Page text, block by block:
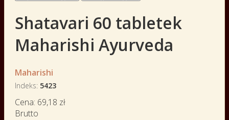
Shatavari 60 tabletek
Maharishi Ayurveda
Maharishi
Indeks 5423
Cena: 69,18 zł
Brutto